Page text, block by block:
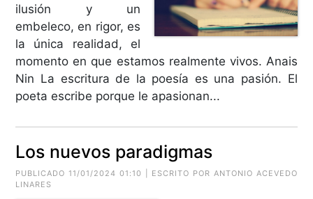
ilusión y un
embeleco, en rigor, es
la única realidad, el
momento en que estamos realmente vivos. Anais
Nin La escritura de la poesía es una pasión. El
poeta escribe porque le apasionan...
Los nuevos paradigmas
PUBLICADO 11/01/2024 01:10 | ESCRITO POR ANTONIO ACEVEDO
LINARES